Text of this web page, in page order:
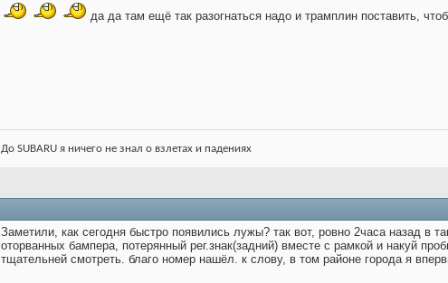
да да там ещё так разогнаться надо и трамплин поставить,
До SUBARU я ничего не знал о взлетах и падениях
Заметили, как сегодня быстро появились лужы? так вот, ровно 2часа назад в
оторванных бампера, потерянный рег.знак(задний) вместе с рамкой и накуй
тщательней смотреть. благо номер нашёл. к слову, в том районе города я